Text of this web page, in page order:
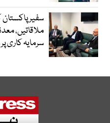
سفیر
ملاقاتیں،
سرمایہ کاری پر